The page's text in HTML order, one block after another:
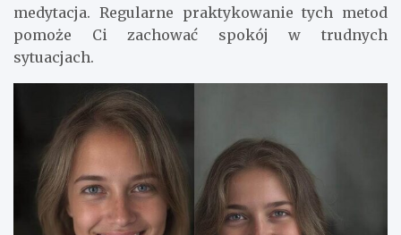
medytacja. Regularne praktykowanie tych metod
pomoże Ci zachować spokój w trudnych
sytuacjach.